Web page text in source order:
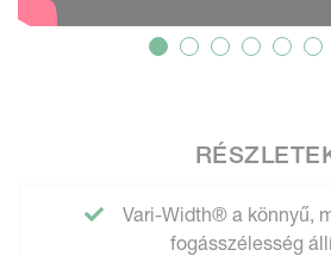
Vari-Width® a könnyű,
fogásszélesség